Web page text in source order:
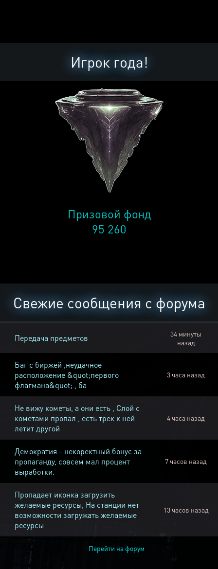
Игрок года!
Призовой фонд
95 260
Свежие сообщения с форума
Передача предметов
34 минуты
назад
Баг с биржей ,неудачное
расположение &quot;первого
флагмана&quot; , ба
3 часа назад
Не вижу кометы, а они есть , Слой с
кометами пропал , есть трек к ней
летит другой
4 часа назад
Демократия - некоректный бонус за
пропаганду, совсем мал процент
выработки.
7 часов назад
Пропадает иконка загрузить
желаемые ресурсы, На станции нет
возможности загружать желаемые
ресурсы
13 часов назад
Перейти на форум